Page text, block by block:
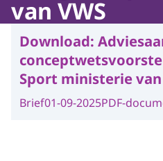
van VWS
Download:
Sport ministerie van
Brief01-09-2025PDF-